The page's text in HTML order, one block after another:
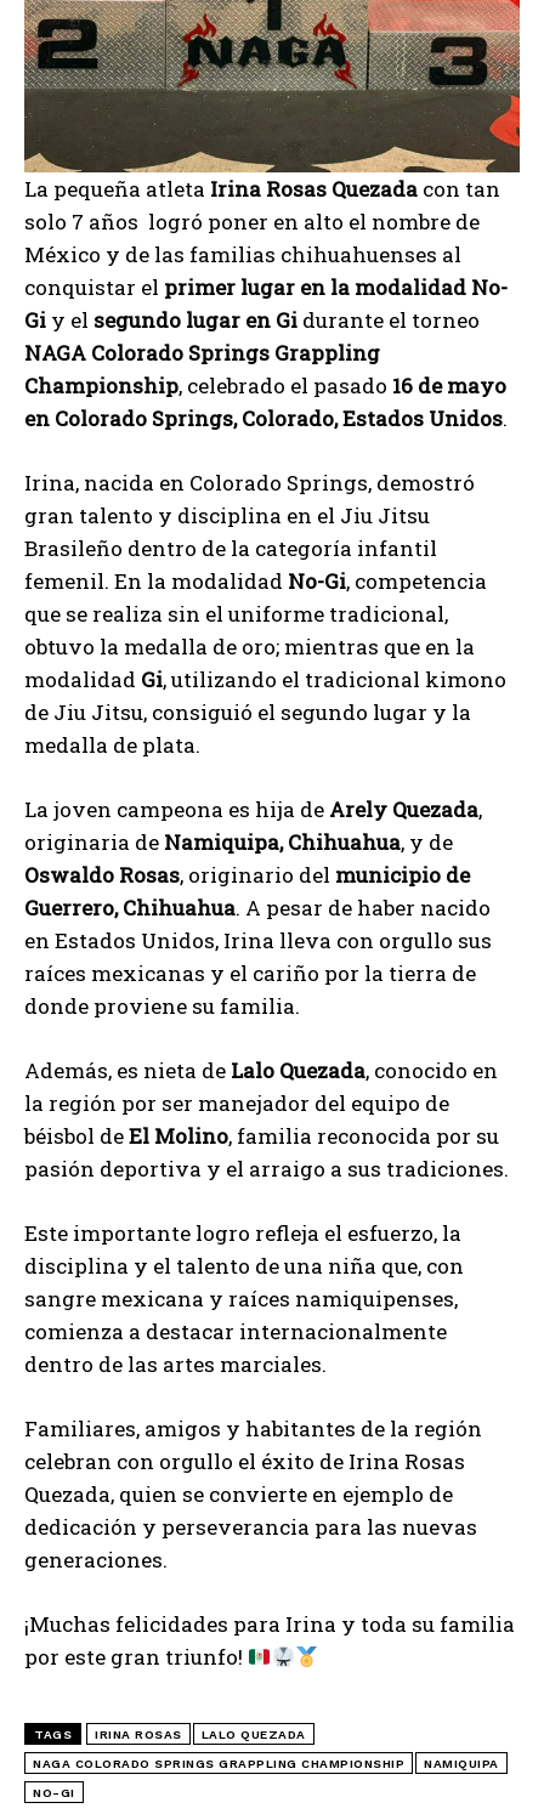
La pequeña atleta Irina Rosas Quezada con tan
solo 7 años logró poner en alto el nombre de
México y de las familias chihuahuenses al
conquistar el primer lugar en la modalidad No-
Gi y el segundo lugar en Gi durante el torneo
NAGA Colorado Springs Grappling
Championship, celebrado el pasado 16 de mayo
en Colorado Springs, Colorado, Estados Unidos.
Irina, nacida en Colorado Springs, demostró
gran talento y disciplina en el Jiu Jitsu
Brasileño dentro de la categoría infantil
femenil. En la modalidad No-Gi, competencia
que se realiza sin el uniforme tradicional,
obtuvo la medalla de oro; mientras que en la
modalidad Gi, utilizando el tradicional kimono
de Jiu Jitsu, consiguió el segundo lugar y la
medalla de plata.
La joven campeona es hija de Arely Quezada,
originaria de Namiquipa, Chihuahua, y de
Oswaldo Rosas, originario del municipio de
Guerrero, Chihuahua. A pesar de haber nacido
en Estados Unidos, Irina lleva con orgullo sus
raíces mexicanas y el cariño por la tierra de
donde proviene su familia.
Además, es nieta de Lalo Quezada, conocido en
la región por ser manejador del equipo de
béisbol deEl Molino, familia reconocida por su
pasión deportiva y el arraigo a sus tradiciones.
Este importante logro refleja el esfuerzo, la
disciplina y el talento de una niña que, con
sangre mexicana y raíces namiquipenses,
comienza a destacar internacionalmente
dentro de las artes marciales.
Familiares, amigos y habitantes de la región
celebran con orgullo el éxito de Irina Rosas
Quezada, quien se convierte en ejemplo de
dedicación y perseverancia para las nuevas
generaciones.
¡Muchas felicidades para Irina y toda su familia
por este gran triunfo!
TAGS IRINA ROSAS LALO QUEZADA
NAGA COLORADO SPRINGS GRAPPLING CHAMPIONSHIP NAMIQUIPA
NO-GI